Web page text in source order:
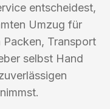
entscheidest,
Umzug für
Transport
selbst Hand